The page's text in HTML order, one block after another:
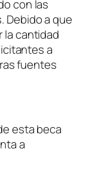
con las
Debido a que
la cantidad
a
fuentes
esta beca
a